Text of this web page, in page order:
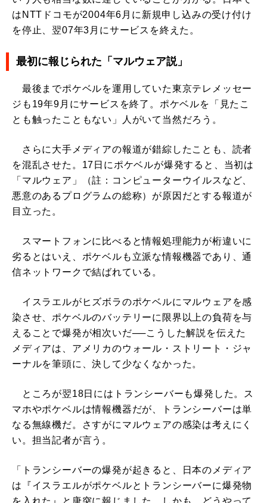
はNTTドコモが2004年6月に新規申し込みの受け付け
を停止、翌07年3月にサービスを終えた。
最初に報じられた「マルウェア説」
最後までポケベルを運用していた東京テレメッセー
ジも19年9月にサービスを終了。ポケベルを「見たこ
とも触ったこともない」人がいて当然だろう。
さらに大手メディアの報道が錯綜したことも、読者
を混乱させた。17日にポケベルが爆発すると、当初は
「マルウェア」（註：コンピューターウイルスなど、
悪意のあるプログラムの総称）が原因だとする報道が
目立った。
スマートフォンに比べると情報処理能力が桁違いに
劣るとはいえ、ポケベルも立派な情報機器であり、通
信ネットワークで結ばれている。
イスラエルがヒズボラのポケベルにマルウェアを感
染させ、ポケベルのバッテリーに限界以上の負荷を与
えることで爆発が相次いだ──こうした解説を伝えた
メディアは、アメリカのウォール・ストリート・ジャ
ーナルを筆頭に、決して少なくなかった。
ところが翌18日にはトランシーバーも爆発した。ス
マホやポケベルは情報機器だが、トランシーバーは単
なる無線機だ。さすがにマルウェアの感染は考えにく
い。担当記者が言う。
「トランシーバーの爆発が起きると、日本のメディア
は『イスラエルがポケベルとトランシーバーに爆発物